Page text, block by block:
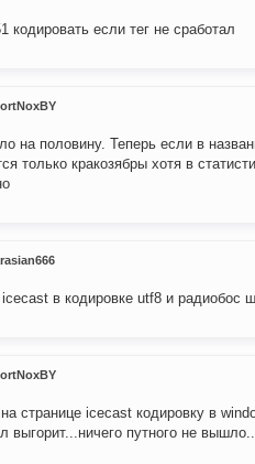
кодировать если тег не сработал
на половину. Теперь если в
только кракозябры хотя в
icecast в кодировке utf8 и радиобос
странице icecast кодировку в
выгорит...ничего путного не